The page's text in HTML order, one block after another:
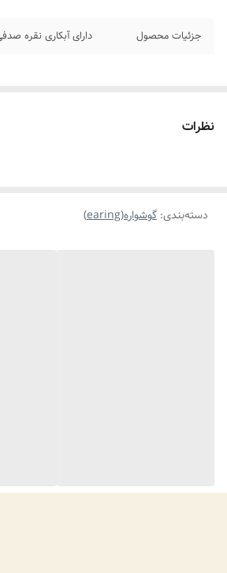
جزئیات محصول دارای آبکاری نقره
نظرات
دسته‌بندی: گوشواره(earing)